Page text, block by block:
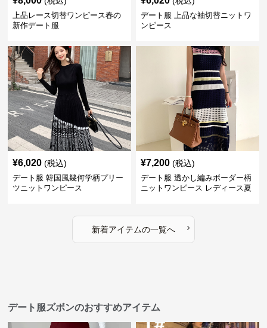
上品レース切替ワンピース春の
新作デート服
デート服 上品な袖切替ニットワ
ンピース
¥6,020 (税込)
デート服 韓国風幾何学柄プリー
ツニットワンピース
¥7,200 (税込)
デート服 透かし編みボーダー柄
ニットワンピース レディース夏
新着アイテムの一覧へ ›
デート服ズボンのおすすめアイテム